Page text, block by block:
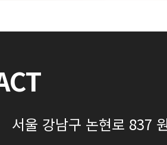
서울 강남구 논현로 837